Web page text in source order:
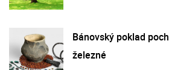
Bánovský poklad
železné